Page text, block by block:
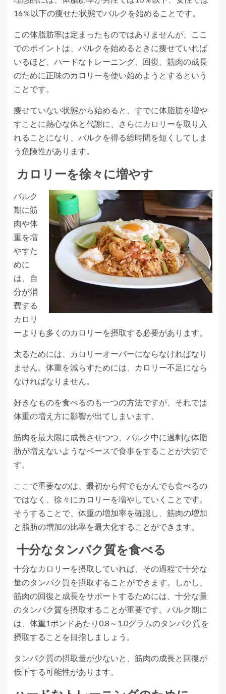
16％以下の痩せた状態でバルクを始めることです。
この体脂肪率は定まったものではありませんが、ここ
でのポイントは、バルクを始めるときに痩せていれば
いるほど、ハードなトレーニング、回復、筋肉の成長
のために正味のカロリーを使い始めようとするという
ことです。
痩せていない状態から始めると、すでに体脂肪を増や
すことに熱心な体と代謝に、さらにカロリーを取り入
れることになり、バルクを得る総時間を短くしてしま
う危険性があります。
カロリーを徐々に増やす
バルク
期に筋
肉や体
重を増
やすた
めに
は、自
分が消
費する
カロリ
ーよりも多くのカロリーを摂取する必要があります。
太るためには、カロリーオーバーにならなければなり
ません。体重を減らすためには、カロリー不足になら
なければなりません。
好きなものを食べるのも一つの方法ですが、それでは
体重の増え方に影響が出てしまいます。
筋肉を最大限に成長させつつ、バルク中に過剰な体脂
肪が増えないようなペースで食事をすることが大切で
す。
ここで重要なのは、最初から何でもかんでも食べるの
ではなく、徐々にカロリーを増やしていくことです。
そうすることで、体重の増加率を確認し、筋肉の増加
と脂肪の増加の比率を最大化することができます。
十分なタンパク質を食べる
十分なカロリーを摂取していれば、その過程で十分な
量のタンパク質を摂取することができます。しかし、
筋肉の回復と成長をサポートするためには、十分な量
のタンパク質を摂取することが重要です。バルク期に
は、体重1ポンドあたり0.8～1.0グラムのタンパク質を
摂取することを目指しましょう。
タンパク質の摂取量が少ないと、筋肉の成長と回復が
低下する可能性があります。